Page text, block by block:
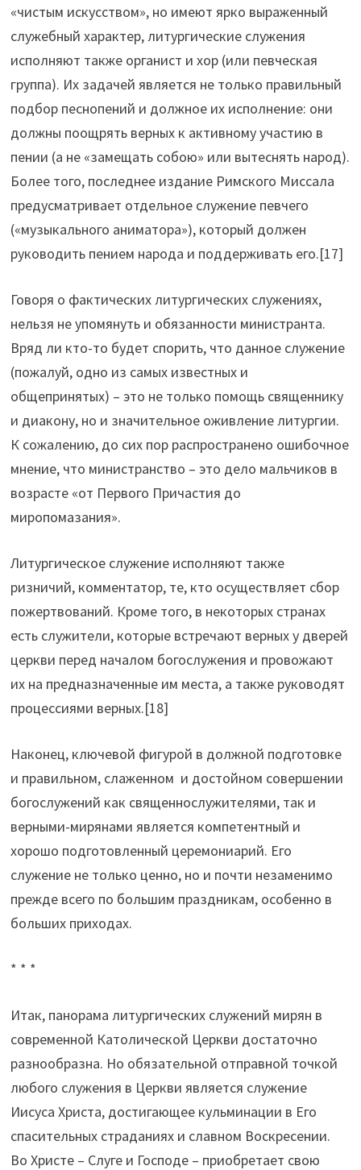
«чистым искусством», но имеют ярко выраженный
служебный характер, литургические служения
исполняют также органист и хор (или певческая
группа). Их задачей является не только правильный
подбор песнопений и должное их исполнение: они
должны поощрять верных к активному участию в
пении (а не «замещать собою» или вытеснять народ).
Более того, последнее издание Римского Миссала
предусматривает отдельное служение певчего
(«музыкального аниматора»), который должен
руководить пением народа и поддерживать его.[17]
Говоря о фактических литургических служениях,
нельзя не упомянуть и обязанности министранта.
Вряд ли кто-то будет спорить, что данное служение
(пожалуй, одно из самых известных и
общепринятых) – это не только помощь священнику
и диакону, но и значительное оживление литургии.
К сожалению, до сих пор распространено ошибочное
мнение, что министранство – это дело мальчиков в
возрасте «от Первого Причастия до
миропомазания».
Литургическое служение исполняют также
ризничий, комментатор, те, кто осуществляет сбор
пожертвований. Кроме того, в некоторых странах
есть служители, которые встречают верных у дверей
церкви перед началом богослужения и провожают
их на предназначенные им места, а также руководят
процессиями верных.[18]
Наконец, ключевой фигурой в должной подготовке
и правильном, слаженном и достойном совершении
богослужений как священнослужителями, так и
верными-мирянами является компетентный и
хорошо подготовленный церемониарий. Его
служение не только ценно, но и почти незаменимо
прежде всего по большим праздникам, особенно в
больших приходах.
* * *
Итак, панорама литургических служений мирян в
современной Католической Церкви достаточно
разнообразна. Но обязательной отправной точкой
любого служения в Церкви является служение
Иисуса Христа, достигающее кульминации в Его
спасительных страданиях и славном Воскресении.
Во Христе – Слуге и Господе – приобретает свою